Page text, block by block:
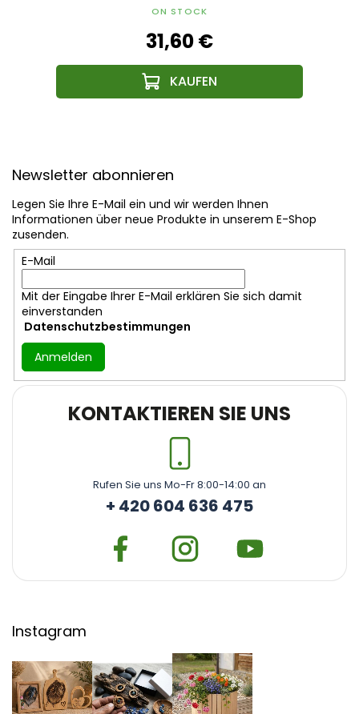
ON STOCK
31,60 €
Newsletter abonnieren
Legen Sie Ihre E-Mail ein und wir werden Ihnen
Informationen über neue Produkte in unserem E-Shop
zusenden.
E-Mail
Mit der Eingabe Ihrer E-Mail erklären Sie sich damit
einverstanden
Datenschutzbestimmungen
Anmelden
KONTAKTIEREN SIE UNS
Rufen Sie uns Mo-Fr 8:00-14:00 an
+ 420 604 636 475
Instagram